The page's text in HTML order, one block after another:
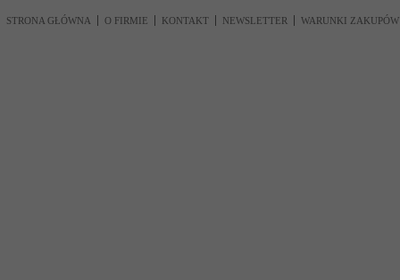
STRONA GŁÓWNA O FIRMIE KONTAKT NEWSLETTER WARUNKI ZAKUPÓW